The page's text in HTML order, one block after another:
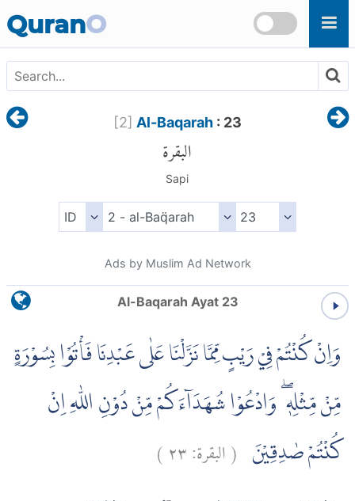
QuranO
[2] Al-Baqarah: 23
البقرة
Sapi
Ads by Muslim Ad Network
Al-Baqarah Ayat 23
وَاِنْ كُنْتُمْ فِيْ رَيْبٍ مِّمَّا نَزَّلْنَا عَلٰى عَبْدِنَا فَأْتُوْا بِسُوْرَةٍ
مِّنْ مِّثْلِهٖ ۖ وَادْعُوْا شُهَدَاۤءَكُمْ مِّنْ دُوْنِ اللّٰهِ اِنْ
كُنْتُمْ صٰدِقِيْنَ (البقرة:٢٣)